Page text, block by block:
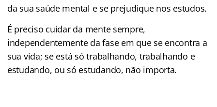
da sua saúde mental e se prejudique nos estudos.
É preciso cuidar da mente sempre,
independentemente da fase em que se encontra a
sua vida; se está só trabalhando, trabalhando e
estudando, ou só estudando, não importa.